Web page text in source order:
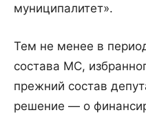
муниципалитет».
Тем не менее в
состава МС,
прежний состав
решение — о